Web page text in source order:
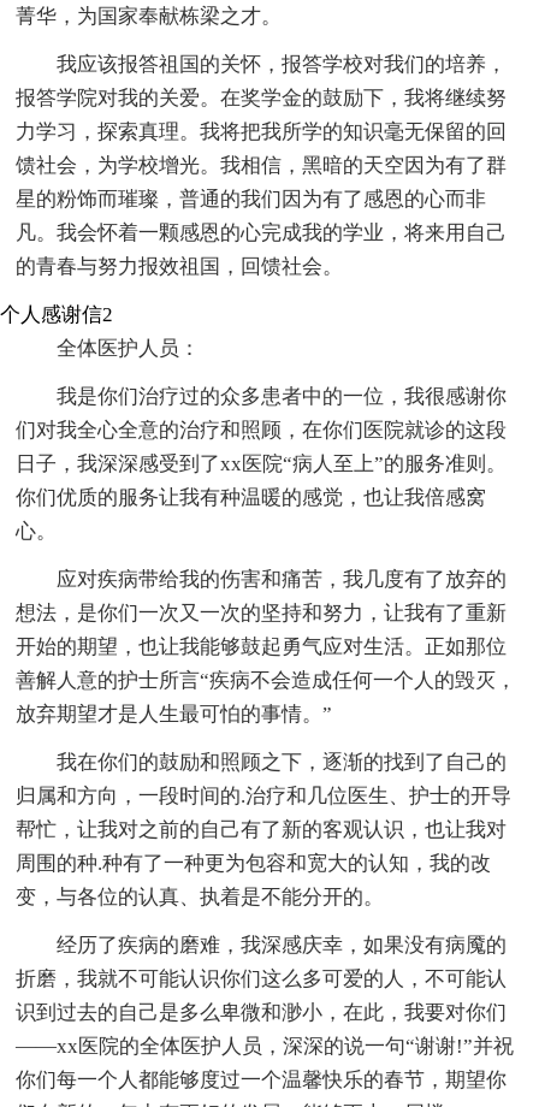
菁华，为国家奉献栋梁之才。
我应该报答祖国的关怀，报答学校对我们的培养，
报答学院对我的关爱。在奖学金的鼓励下，我将继续努
力学习，探索真理。我将把我所学的知识毫无保留的回
馈社会，为学校增光。我相信，黑暗的天空因为有了群
星的粉饰而璀璨，普通的我们因为有了感恩的心而非
凡。我会怀着一颗感恩的心完成我的学业，将来用自己
的青春与努力报效祖国，回馈社会。
个人感谢信2
全体医护人员：
我是你们治疗过的众多患者中的一位，我很感谢你
们对我全心全意的治疗和照顾，在你们医院就诊的这段
日子，我深深感受到了xx医院“病人至上”的服务准则。
你们优质的服务让我有种温暖的感觉，也让我倍感窝
心。
应对疾病带给我的伤害和痛苦，我几度有了放弃的
想法，是你们一次又一次的坚持和努力，让我有了重新
开始的期望，也让我能够鼓起勇气应对生活。正如那位
善解人意的护士所言“疾病不会造成任何一个人的毁灭，
放弃期望才是人生最可怕的事情。”
我在你们的鼓励和照顾之下，逐渐的找到了自己的
归属和方向，一段时间的.治疗和几位医生、护士的开导
帮忙，让我对之前的自己有了新的客观认识，也让我对
周围的种.种有了一种更为包容和宽大的认知，我的改
变，与各位的认真、执着是不能分开的。
经历了疾病的磨难，我深感庆幸，如果没有病魇的
折磨，我就不可能认识你们这么多可爱的人，不可能认
识到过去的自己是多么卑微和渺小，在此，我要对你们
——xx医院的全体医护人员，深深的说一句“谢谢!”并祝
你们每一个人都能够度过一个温馨快乐的春节，期望你